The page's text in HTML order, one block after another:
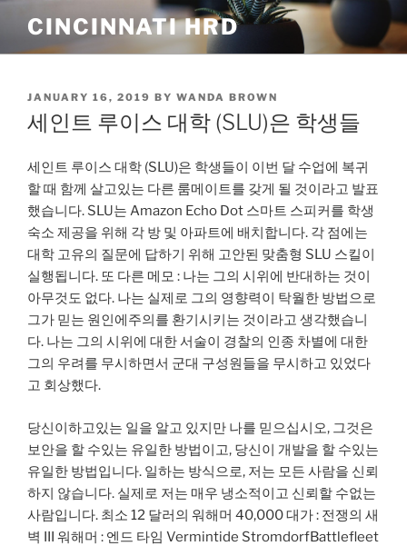
content
CINCINNATI HRD
POSTED
ON
JANUARY 16, 2019 BY WANDA BROWN
세인트 루이스 대학 (SLU)은 학생들
세인트 루이스 대학 (SLU)은 학생들이 이번 달 수업에 복귀
할 때 함께 살고있는 다른 룸메이트를 갖게 될 것이라고 발표
했습니다. SLU는 Amazon Echo Dot 스마트 스피커를 학생
숙소 제공을 위해 각 방 및 아파트에 배치합니다. 각 점에는
대학 고유의 질문에 답하기 위해 고안된 맞춤형 SLU 스킬이
실행됩니다. 또 다른 메모 : 나는 그의 시위에 반대하는 것이
아무것도 없다. 나는 실제로 그의 영향력이 탁월한 방법으로
그가 믿는 원인에주의를 환기시키는 것이라고 생각했습니
다. 나는 그의 시위에 대한 서술이 경찰의 인종 차별에 대한
그의 우려를 무시하면서 군대 구성원들을 무시하고 있었다
고 회상했다.
당신이하고있는 일을 알고 있지만 나를 믿으십시오, 그것은
보안을 할 수있는 유일한 방법이고, 당신이 개발을 할 수있는
유일한 방법입니다. 일하는 방식으로, 저는 모든 사람을 신뢰
하지 않습니다. 실제로 저는 매우 냉소적이고 신뢰할 수없는
사람입니다. 최소 12 달러의 워해머 40,000 대가 : 전쟁의 새
벽 III 워해머 : 엔드 타임 Vermintide StromdorfBattlefleet